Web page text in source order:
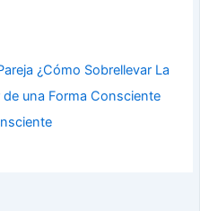
¿Cómo Sobrellevar La